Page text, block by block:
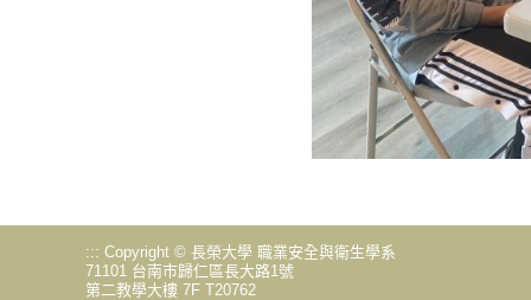
::: Copyright © 長榮大學 職業安全與衛生學系
71101 台南市歸仁區長大路1號
第二教學大樓 7F T20762